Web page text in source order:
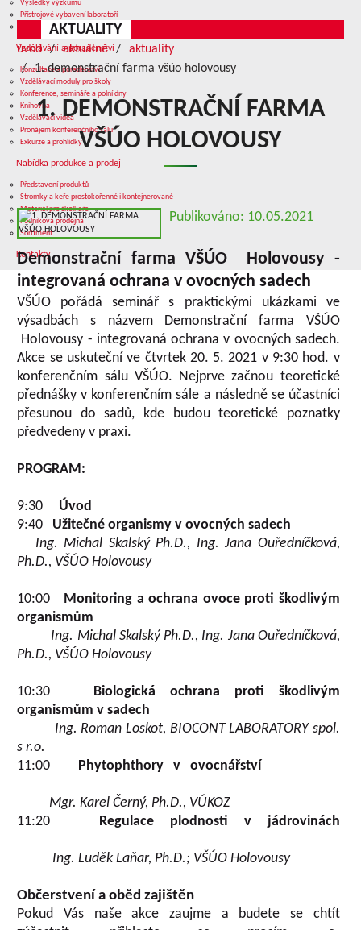
Výsledky výzkumu
Přístrojové vybavení laboratoří
Služby v oblasti výzkumu
Vzdělávání a poradenství
Konzultace a poradenství
Vzdělávací moduly pro školy
Konference, semináře a polní dny
Knihovna
Vzdělávací videa
Pronájem konferenčního sálu
Exkurze a prohlídky
Nabídka produkce a prodej
Představení produktů
Stromky a keře prostokořenné i kontejnerované
Materiál pro školkaře
Podniková prodejna
Sortiment
Kontakty
AKTUALITY
úvod aktuálně
aktuality
1. demonstrační farma všúo holovousy
1. DEMONSTRAČNÍ FARMA
VŠÚO HOLOVOUSY
Publikováno: 10.05.2021
Demonstrační farma VŠÚO Holovousy -
integrovaná ochrana v ovocných sadech
VŠÚO pořádá seminář s praktickými ukázkami ve
výsadbách s názvem Demonstrační farma VŠÚO
Holovousy - integrovaná ochrana v ovocných sadech.
Akce se uskuteční ve čtvrtek 20. 5. 2021 v 9:30 hod. v
konferenčním sálu VŠÚO. Nejprve začnou teoretické
přednášky v konferenčním sále a následně se účastníci
přesunou do sadů, kde budou teoretické poznatky
předvedeny v praxi.
PROGRAM:
9:30 Úvod
9:40 Užitečné organismy v ovocných sadech
Ing. Michal Skalský Ph.D., Ing. Jana Ouředníčková,
Ph.D., VŠÚO Holovousy
10:00 Monitoring a ochrana ovoce proti škodlivým
organismům
Ing. Michal Skalský Ph.D., Ing. Jana Ouředníčková,
Ph.D., VŠÚO Holovousy
10:30 Biologická ochrana proti škodlivým
organismům v sadech
Ing. Roman Loskot, BIOCONT LABORATORY spol.
s r.o.
11:00 Phytophthory v ovocnářství
Mgr. Karel Černý, Ph.D., VÚKOZ
11:20 Regulace plodnosti v jádrovinách
Ing. Luděk Laňar, Ph.D.; VŠÚO Holovousy
Občerstvení a oběd zajištěn
Pokud Vás naše akce zaujme a budete se chtít